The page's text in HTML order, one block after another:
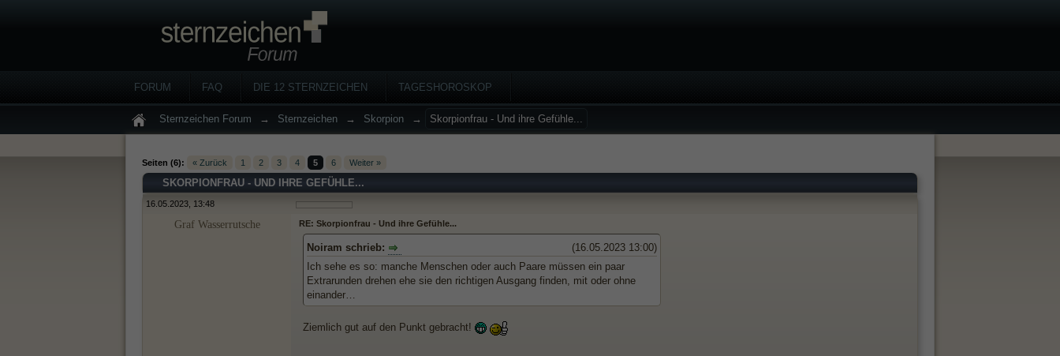
FORUM FAQ DIE 12 STERNZEICHEN TAGESHOROSKOP
Sternzeichen Forum → Sternzeichen → Skorpion → Skorpionfrau - Und ihre Gefühle...
Seiten (6): « Zurück 1 2 3 4 5 6 Weiter »
SKORPIONFRAU - UND IHRE GEFÜHLE...
16.05.2023, 13:48
Graf Wasserrutsche RE: Skorpionfrau - Und ihre Gefühle...
(16.05.2023 13:00)
Noiram schrieb:
Ich sehe es so: manche Menschen oder auch Paare müssen ein paar
Extrarunden drehen ehe sie den richtigen Ausgang finden, mit oder ohne
einander…
Ziemlich gut auf den Punkt gebracht!